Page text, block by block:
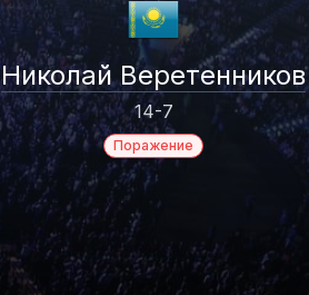
Николай Веретенников
14-7
Поражение